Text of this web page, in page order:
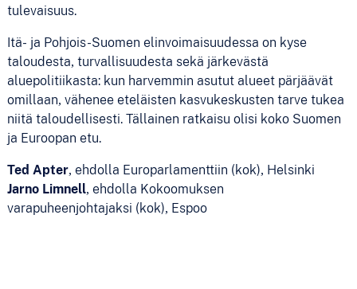
tulevaisuus.
Itä- ja Pohjois-Suomen elinvoimaisuudessa on kyse
taloudesta, turvallisuudesta sekä järkevästä
aluepolitiikasta: kun harvemmin asutut alueet pärjäävät
omillaan, vähenee eteläisten kasvukeskusten tarve tukea
niitä taloudellisesti. Tällainen ratkaisu olisi koko Suomen
ja Euroopan etu.
Ted Apter, ehdolla Europarlamenttiin (kok), Helsinki
Jarno Limnell, ehdolla Kokoomuksen
varapuheenjohtajaksi (kok), Espoo